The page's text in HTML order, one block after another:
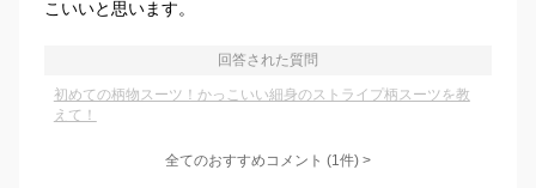
こいいと思います。
回答された質問
初めての柄物スーツ！かっこいい細身のストライプ柄スーツを教
えて！
全てのおすすめコメント (1件) >